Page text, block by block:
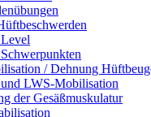
/ Dehnung
LWS-Mobilisation
der Gesäß­muskulatur